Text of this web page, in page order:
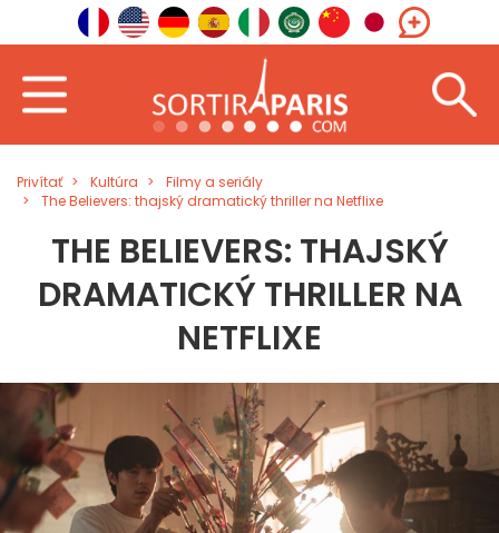
Privítať Kultúra
Filmy a seriály
The Believers: thajský dramatický thriller na Netflixe
THE BELIEVERS: THAJSKÝ
DRAMATICKÝ THRILLER NA
NETFLIXE